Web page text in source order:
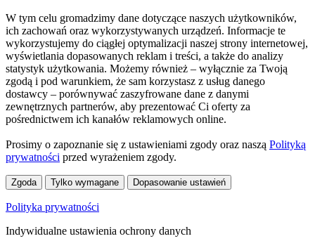
W tym celu gromadzimy dane dotyczące naszych użytkowników,
ich zachowań oraz wykorzystywanych urządzeń. Informacje te
wykorzystujemy do ciągłej optymalizacji naszej strony internetowej,
wyświetlania dopasowanych reklam i treści, a także do analizy
statystyk użytkowania. Możemy również – wyłącznie za Twoją
zgodą i pod warunkiem, że sam korzystasz z usług danego
dostawcy – porównywać zaszyfrowane dane z danymi
zewnętrznych partnerów, aby prezentować Ci oferty za
pośrednictwem ich kanałów reklamowych online.
Prosimy o zapoznanie się z ustawieniami zgody oraz naszą Polityką
prywatności przed wyrażeniem zgody.
Zgoda Tylko wymagane Dopasowanie ustawień
Polityka prywatności
Indywidualne ustawienia ochrony danych